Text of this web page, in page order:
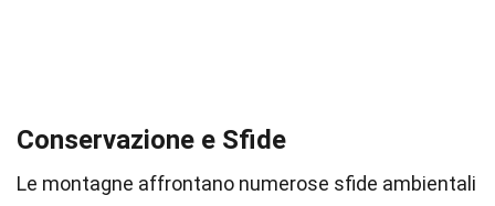
Conservazione e Sfide
Le montagne affrontano numerose sfide ambientali